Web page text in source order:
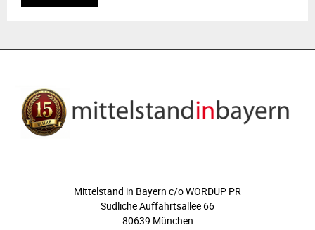
Mittelstand in Bayern c/o WORDUP PR
Südliche Auffahrtsallee 66
80639 München